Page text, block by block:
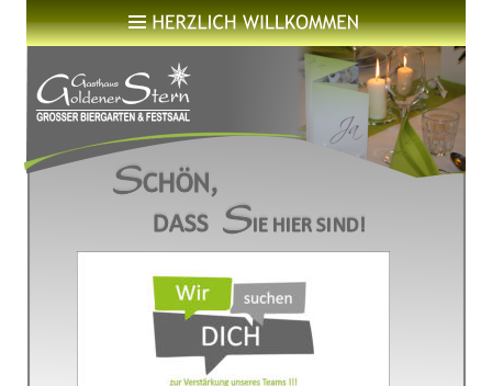
SCHÖN,
DASS
SIE HIER SIND!